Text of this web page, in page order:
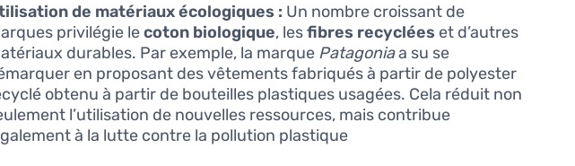
de matériaux écologiques : Un nombre croissant de
privilégie lecoton biologique, lesfibres recyclées et d’autres
durables. Par exemple, la marque Patagoniaa su se
en proposant des vêtements fabriqués à partir de polyester
obtenu à partir de bouteilles plastiques usagées. Cela réduit non
l’utilisation de nouvelles ressources, mais contribue
à la lutte contre la pollution plastique.